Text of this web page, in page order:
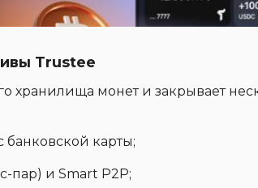
Trustee
хранилища монет и закрывает
карты;
пар) и Smart P2P;